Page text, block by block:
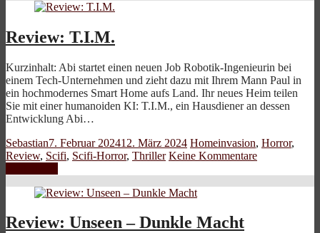
Review: T.I.M.
Kurzinhalt: Abi startet einen neuen Job Robotik-Ingenieurin bei
einem Tech-Unternehmen und zieht dazu mit Ihrem Mann Paul in
ein hochmodernes Smart Home aufs Land. Ihr neues Heim teilen
Sie mit einer humanoiden KI: T.I.M., ein Hausdiener an dessen
Entwicklung Abi…
Sebastian7. Februar 202412. März 2024 Homeinvasion, Horror,
Review, Scifi, Scifi-Horror, Thriller Keine Kommentare
Review: Unseen – Dunkle Macht